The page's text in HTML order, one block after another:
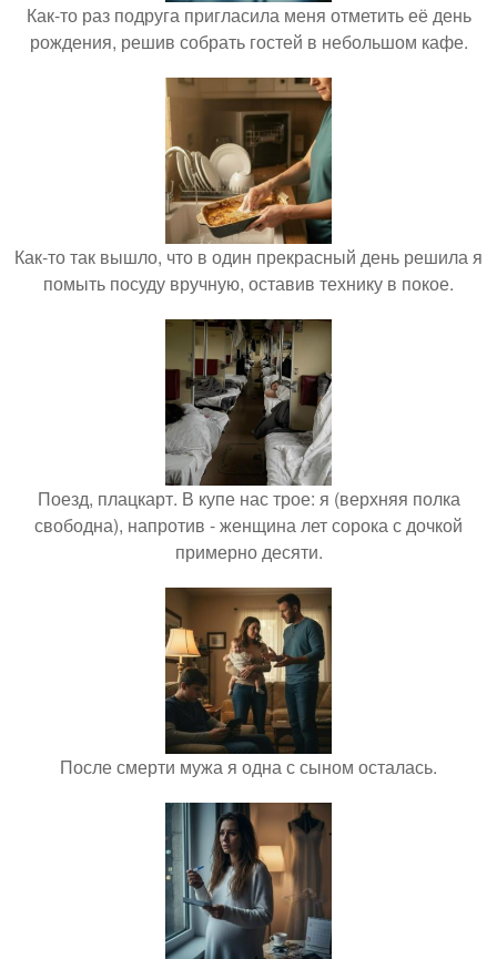
Как-то раз подруга пригласила меня отметить её день
рождения, решив собрать гостей в небольшом кафе.
Как-то так вышло, что в один прекрасный день решила я
помыть посуду вручную, оставив технику в покое.
Поезд, плацкарт. В купе нас трое: я (верхняя полка
свободна), напротив - женщина лет сорока с дочкой
примерно десяти.
После смерти мужа я одна с сыном осталась.